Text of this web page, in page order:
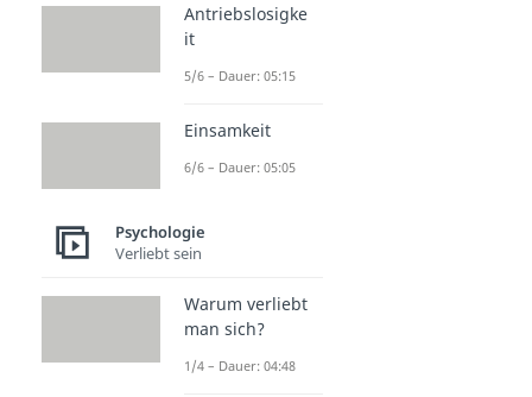
Antriebslosigke
it
5/6 – Dauer: 05:15
Einsamkeit
6/6 – Dauer: 05:05
Psychologie
Verliebt sein
Warum verliebt
man sich?
1/4 – Dauer: 04:48